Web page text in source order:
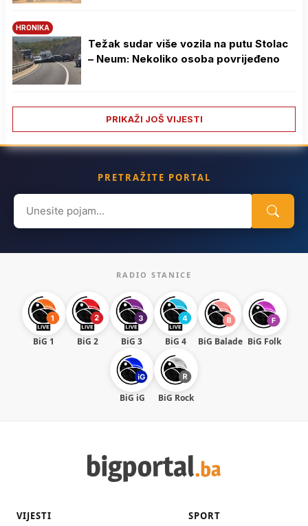
HRONIKA
Težak sudar više vozila na putu Stolac
– Neum: Nekoliko osoba povrijeđeno
PRIKAŽI JOŠ VIJESTI
PRETRAŽITE PORTAL
Search
for:
RADIO STANICE
BiG 1 BiG 2 BiG 3 BiG 4 BiG Balade BiG Folk
BiG iG BiG Rock
VIJESTI SPORT